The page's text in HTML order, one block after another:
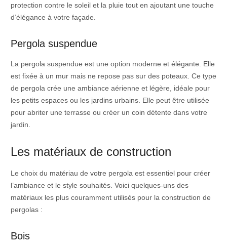
protection contre le soleil et la pluie tout en ajoutant une touche
d’élégance à votre façade.
Pergola suspendue
La pergola suspendue est une option moderne et élégante. Elle
est fixée à un mur mais ne repose pas sur des poteaux. Ce type
de pergola crée une ambiance aérienne et légère, idéale pour
les petits espaces ou les jardins urbains. Elle peut être utilisée
pour abriter une terrasse ou créer un coin détente dans votre
jardin.
Les matériaux de construction
Le choix du matériau de votre pergola est essentiel pour créer
l’ambiance et le style souhaités. Voici quelques-uns des
matériaux les plus couramment utilisés pour la construction de
pergolas :
Bois